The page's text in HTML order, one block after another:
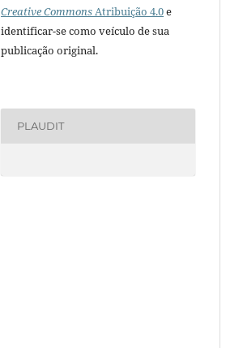
Creative Commons Atribuição 4.0e
identificar-se como veículo de sua
publicação original.
PLAUDIT